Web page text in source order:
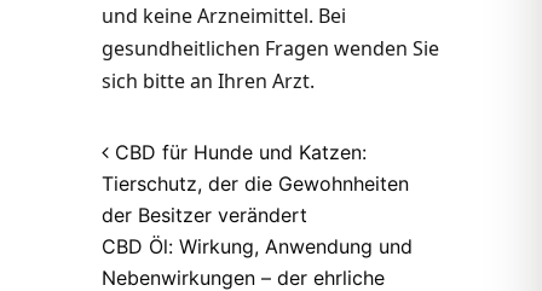
und keine Arzneimittel. Bei
gesundheitlichen Fragen wenden Sie
sich bitte an Ihren Arzt.
Post navigation
CBD für Hunde und Katzen:
Tierschutz, der die Gewohnheiten
der Besitzer verändert
CBD Öl: Wirkung, Anwendung und
Nebenwirkungen – der ehrliche